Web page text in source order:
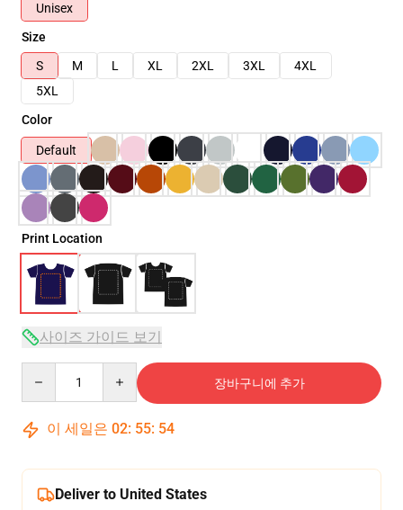
Unisex
Size
S
M L XL 2XL 3XL
4XL
5XL
Color
Default
Print Location
사이즈 가이드 보기
장바구니에 추가
이 세일은 02: 55: 54
Deliver to United States